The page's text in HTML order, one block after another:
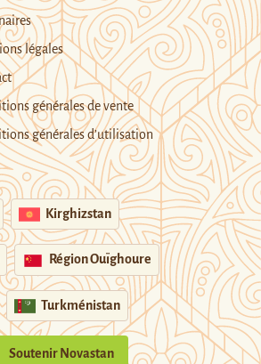
légales
générales de vente
générales d’utilisation
Kirghizstan
Région Ouïghoure
Turkménistan
Soutenir Novastan